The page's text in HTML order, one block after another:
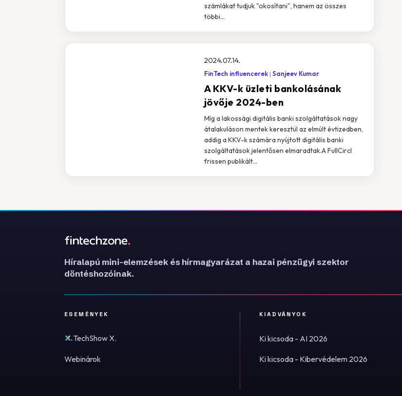
számlákat tudjuk "okosítani", hanem az összes
többi...
A KKV-k üzleti bankolásának
jövője 2024-ben
2024.07.14.
FinTech influencerek Sanjeev Kumar
Míg a lakossági digitális banki szolgáltatások nagy
átalakuláson mentek keresztül az elmúlt évtizedben,
addig a KKV-k számára nyújtott digitális banki
szolgáltatások jelentősen elmaradtak.A FullCircl
frissen publikált...
Híralapú mini-elemzések és hírmagyarázat a hazai pénzügyi szektor
döntéshozóinak.
ESEMÉNYEK
TechShow X.
Webinárok
KIADVÁNYOK
Ki kicsoda - AI 2026
Ki kicsoda - Kibervédelem 2026